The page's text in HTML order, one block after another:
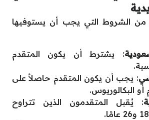
من الشروط التي يجب أن يستوفيها
: يشترط أن يكون المتقدم
: يجب أن يكون المتقدم حاصلاً على
أو البكالوريوس.
: يُقبل المتقدمون الذين تتراوح